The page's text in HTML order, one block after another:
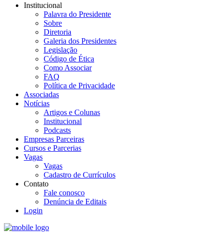
Institucional
Palavra do Presidente
Sobre
Diretoria
Galeria dos Presidentes
Legislação
Código de Ética
Como Associar
FAQ
Política de Privacidade
Associadas
Notícias
Artigos e Colunas
Institucional
Podcasts
Empresas Parceiras
Cursos e Parcerias
Vagas
Vagas
Cadastro de Currículos
Contato
Fale conosco
Denúncia de Editais
Login